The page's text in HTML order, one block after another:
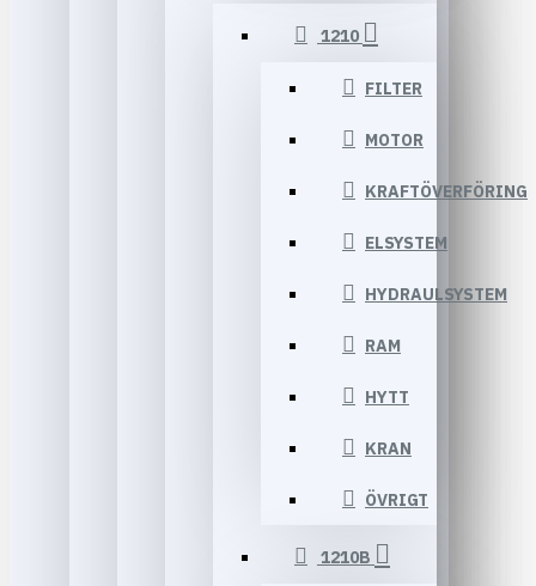
1210
FILTER
MOTOR
KRAFTÖVERFÖRING
ELSYSTEM
HYDRAULSYSTEM
RAM
HYTT
KRAN
ÖVRIGT
1210B